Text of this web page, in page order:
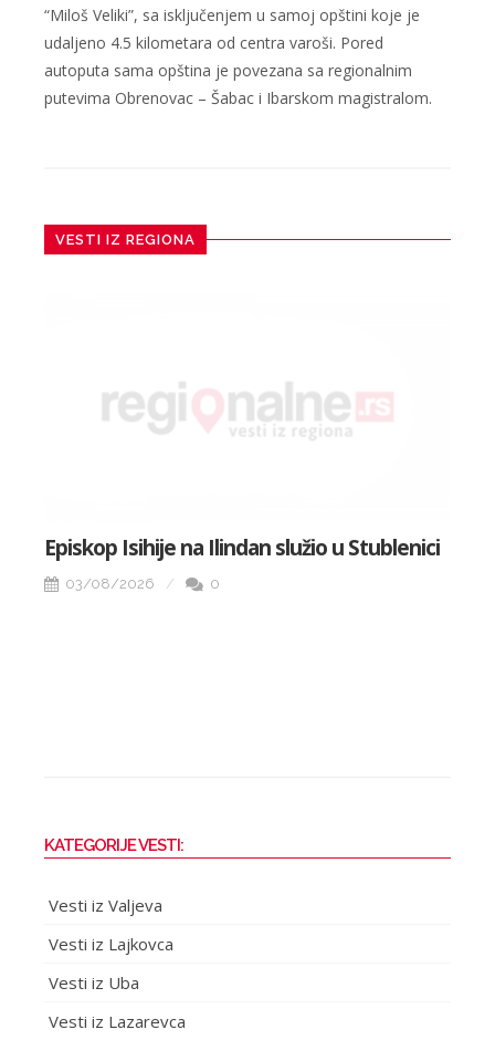
“Miloš Veliki”, sa isključenjem u samoj opštini koje je
udaljeno 4.5 kilometara od centra varoši. Pored
autoputa sama opština je povezana sa regionalnim
putevima Obrenovac – Šabac i Ibarskom magistralom.
VESTI IZ REGIONA
Episkop Isihije na Ilindan služio u Stublenici
03/08/2026 0
KATEGORIJE VESTI:
Vesti iz Valjeva
Vesti iz Lajkovca
Vesti iz Uba
Vesti iz Lazarevca